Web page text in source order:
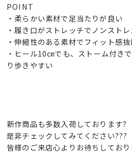
POINT
・柔らかい素材で足当たりが良い
・履き口がストレッチでノンストレ
・伸縮性のある素材でフィット感抜
・ヒール10㎝でも、ストーム付き
り歩きやすい
新作商品も多数入荷しております?
是非チェックしてみてください???
皆様のご来店心よりお待ちしており